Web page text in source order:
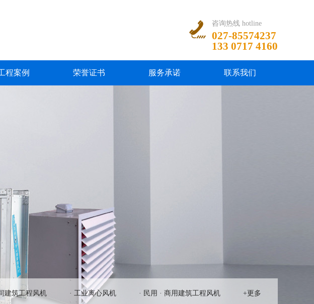
咨询热线 hotline
027-85574237
133 0717 4160
程案例 荣誉证书 服务承诺 联系我们
建筑工程风机 · 工业离心风机 · 民用 · 商用建筑工程风机 +更多